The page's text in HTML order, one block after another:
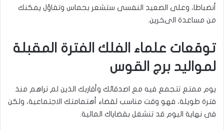
أنضباطا، وعلى الصعيد النفسى ستشعر بحماس وتفاؤل يمكنك
من مساعدة الىخرين.
توقعات علماء الفلك الفترة المقبلة
لمواليد برج القوس
يوم ممتع تتجمع فيه مع اصدقائك وأقاربك الذين لم تراهم منذ
فترة طويلة، فهو وقت مناسب لقضاء أهتمامتك الاجتماعية، ولكن
فى نهاية اليوم قد تنشغل بقضاياك المالية.